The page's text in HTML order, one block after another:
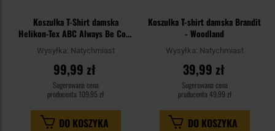
Koszulka T-Shirt damska
Helikon-Tex ABC Always Be Cool
- White
Wysyłka: Natychmiast
99,99 zł
Sugerowana cena
producenta 109,95 zł
DO KOSZYKA
Koszulka T-shirt damska Brandit
- Woodland
Wysyłka: Natychmiast
39,99 zł
Sugerowana cena
producenta 49,99 zł
DO KOSZYKA